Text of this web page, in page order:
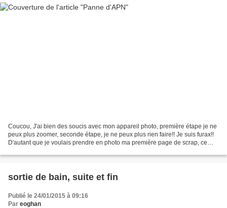
Coucou, J'ai bien des soucis avec mon appareil photo, première étape je ne
peux plus zoomer, seconde étape, je ne peux plus rien faire!! Je suis furax!!
D'autant que je voulais prendre en photo ma première page de scrap, ce
sortie de bain, suite et fin
Publié le 24/01/2015 à 09:16
Par eoghan